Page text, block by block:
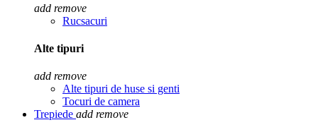
add remove
Rucsacuri
Alte tipuri
add remove
Alte tipuri de huse si genti
Tocuri de camera
Trepiede add remove